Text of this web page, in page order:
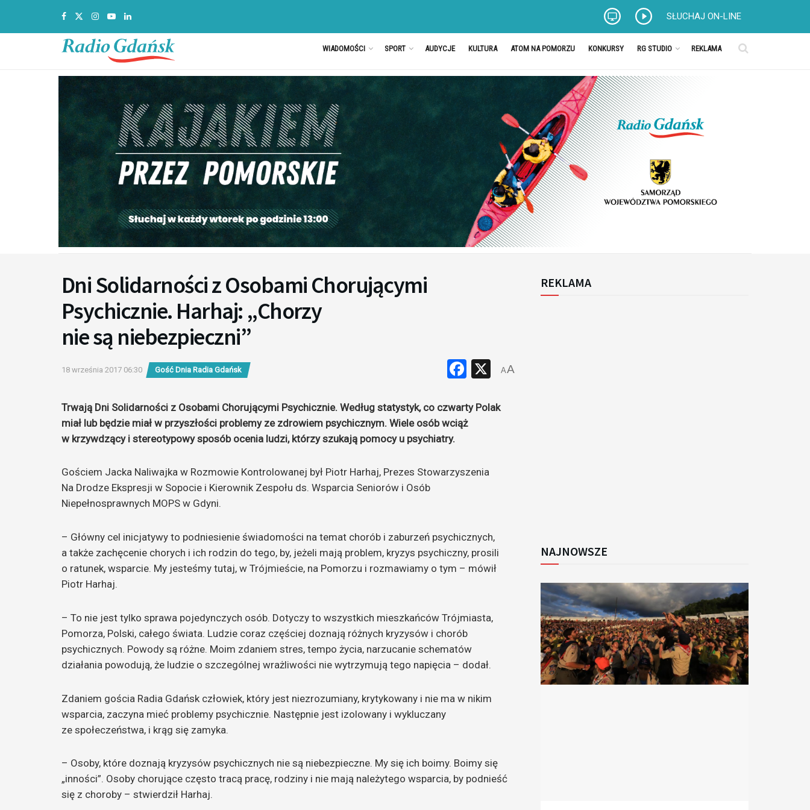
SŁUCHAJ ON-LINE
WIADOMOŚCI SPORT AUDYCJE KULTURA ATOM NA POMORZU KONKURSY RG STUDIO REKLAMA
Dni Solidarności z Osobami Chorującymi
Psychicznie. Harhaj: „Chorzy
nie są niebezpieczni”
18 września 2017 06:30 Gość Dnia Radia Gdańsk Facebook
X
AA
Trwają Dni Solidarności z Osobami Chorującymi Psychicznie. Według statystyk, co czwarty Polak
miał lub będzie miał w przyszłości problemy ze zdrowiem psychicznym. Wiele osób wciąż
w krzywdzący i stereotypowy sposób ocenia ludzi, którzy szukają pomocy u psychiatry.
Gościem Jacka Naliwajka w Rozmowie Kontrolowanej był Piotr Harhaj, Prezes Stowarzyszenia
Na Drodze Ekspresji w Sopocie i Kierownik Zespołu ds. Wsparcia Seniorów i Osób
Niepełnosprawnych MOPS w Gdyni.
– Główny cel inicjatywy to podniesienie świadomości na temat chorób i zaburzeń psychicznych,
a także zachęcenie chorych i ich rodzin do tego, by, jeżeli mają problem, kryzys psychiczny, prosili
o ratunek, wsparcie. My jesteśmy tutaj, w Trójmieście, na Pomorzu i rozmawiamy o tym – mówił
Piotr Harhaj.
– To nie jest tylko sprawa pojedynczych osób. Dotyczy to wszystkich mieszkańców Trójmiasta,
Pomorza, Polski, całego świata. Ludzie coraz częściej doznają różnych kryzysów i chorób
psychicznych. Powody są różne. Moim zdaniem stres, tempo życia, narzucanie schematów
działania powodują, że ludzie o szczególnej wrażliwości nie wytrzymują tego napięcia – dodał.
Zdaniem gościa Radia Gdańsk człowiek, który jest niezrozumiany, krytykowany i nie ma w nikim
wsparcia, zaczyna mieć problemy psychicznie. Następnie jest izolowany i wykluczany
ze społeczeństwa, i krąg się zamyka.
– Osoby, które doznają kryzysów psychicznych nie są niebezpieczne. My się ich boimy. Boimy się
„inności”. Osoby chorujące często tracą pracę, rodziny i nie mają należytego wsparcia, by podnieść
się z choroby – stwierdził Harhaj.
REKLAMA
NAJNOWSZE